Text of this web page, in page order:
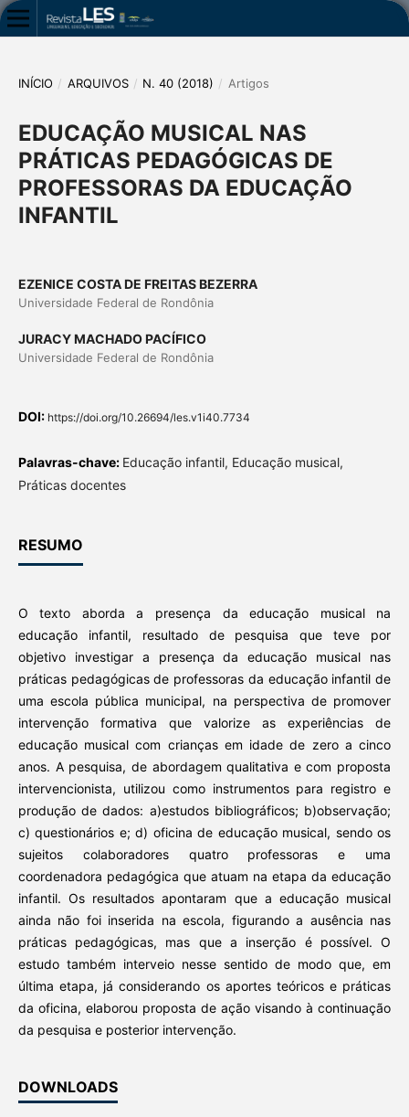
INÍCIO / ARQUIVOS / N. 40 (2018) / Artigos
EDUCAÇÃO MUSICAL NAS
PRÁTICAS PEDAGÓGICAS DE
PROFESSORAS DA EDUCAÇÃO
INFANTIL
EZENICE COSTA DE FREITAS BEZERRA
Universidade Federal de Rondônia
JURACY MACHADO PACÍFICO
Universidade Federal de Rondônia
DOI: https://doi.org/10.26694/les.v1i40.7734
Palavras-chave: Educação infantil, Educação musical,
Práticas docentes
RESUMO
O texto aborda a presença da educação musical na
educação infantil, resultado de pesquisa que teve por
objetivo investigar a presença da educação musical nas
práticas pedagógicas de professoras da educação infantil de
uma escola pública municipal, na perspectiva de promover
intervenção formativa que valorize as experiências de
educação musical com crianças em idade de zero a cinco
anos. A pesquisa, de abordagem qualitativa e com proposta
intervencionista, utilizou como instrumentos para registro e
produção de dados: a)estudos bibliográficos; b)observação;
c) questionários e; d) oficina de educação musical, sendo os
sujeitos colaboradores quatro professoras e uma
coordenadora pedagógica que atuam na etapa da educação
infantil. Os resultados apontaram que a educação musical
ainda não foi inserida na escola, figurando a ausência nas
práticas pedagógicas, mas que a inserção é possível. O
estudo também interveio nesse sentido de modo que, em
última etapa, já considerando os aportes teóricos e práticas
da oficina, elaborou proposta de ação visando à continuação
da pesquisa e posterior intervenção.
DOWNLOADS